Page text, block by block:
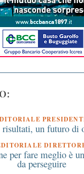
risultati, un futuro di
per fare meglio è
da perseguire